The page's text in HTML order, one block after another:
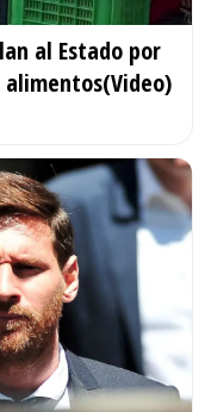
al Estado por
alimentos(Video)